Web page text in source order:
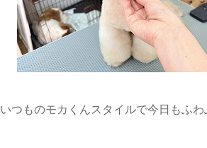
いつものモカくんスタイルで今日もふ